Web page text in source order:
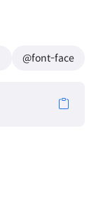
@font-face